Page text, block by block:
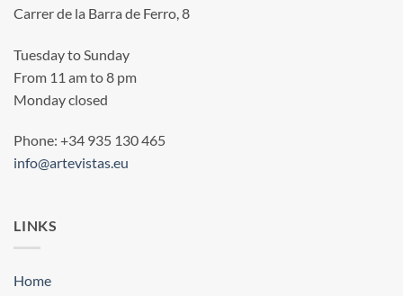
Carrer de la Barra de Ferro, 8
Tuesday to Sunday
From 11 am to 8 pm
Monday closed
Phone: +34 935 130 465
info@artevistas.eu
LINKS
Home